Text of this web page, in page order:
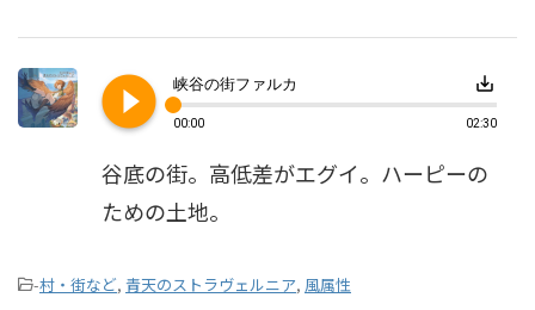
play_circle_filled 峡谷の街ファルカ save_alt
00:00 02:30
谷底の街。高低差がエグイ。ハーピーの
ための土地。
-村・街など, 青天のストラヴェルニア, 風属性